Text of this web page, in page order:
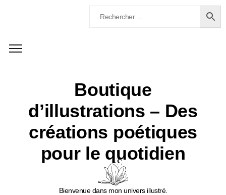
Boutique
d’illustrations – Des
créations poétiques
pour le quotidien
Bienvenue dans mon univers illustré.